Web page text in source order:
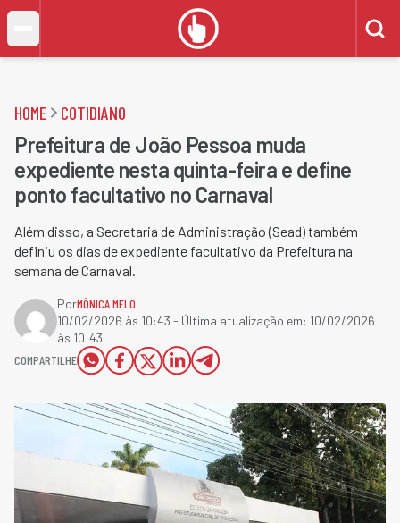
HOME COTIDIANO
Prefeitura de João Pessoa muda
expediente nesta quinta-feira e define
ponto facultativo no Carnaval
Além disso, a Secretaria de Administração (Sead) também
definiu os dias de expediente facultativo da Prefeitura na
semana de Carnaval.
PorMÔNICA MELO
10/02/2026 às 10:43 - Última atualização em: 10/02/2026
às 10:43
COMPARTILHE